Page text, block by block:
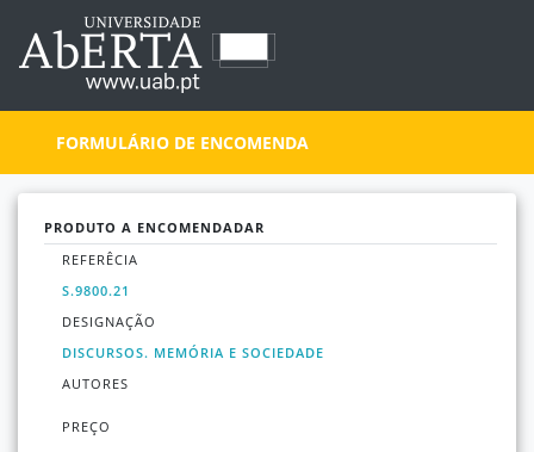
FORMULÁRIO DE ENCOMENDA
PRODUTO A ENCOMENDADAR
REFERÊCIA
S.9800.21
DESIGNAÇÃO
DISCURSOS. MEMÓRIA E SOCIEDADE
AUTORES
PREÇO